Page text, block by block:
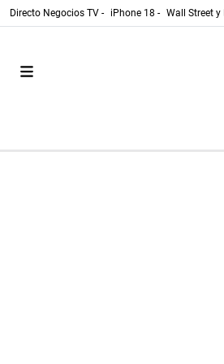
Directo Negocios TV - iPhone 18 - Wall Street y